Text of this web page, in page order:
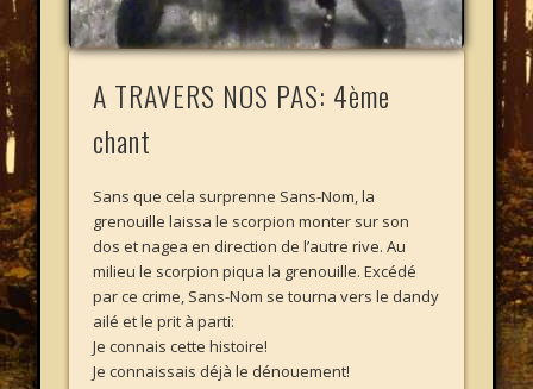
A TRAVERS NOS PAS: 4ème
chant
Sans que cela surprenne Sans-Nom, la
grenouille laissa le scorpion monter sur son
dos et nagea en direction de l’autre rive. Au
milieu le scorpion piqua la grenouille. Excédé
par ce crime, Sans-Nom se tourna vers le dandy
ailé et le prit à parti:
Je connais cette histoire!
Je connaissais déjà le dénouement!